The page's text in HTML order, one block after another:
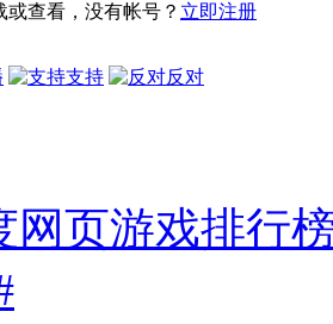
或查看，没有帐号？ 立即注册
支持 反对
网页游戏排行